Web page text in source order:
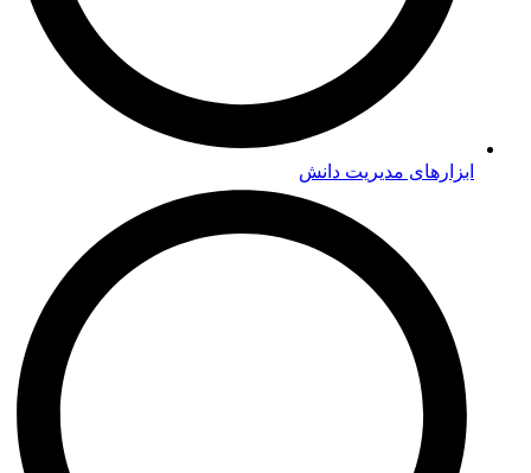
ابزارهای مدیریت دانش